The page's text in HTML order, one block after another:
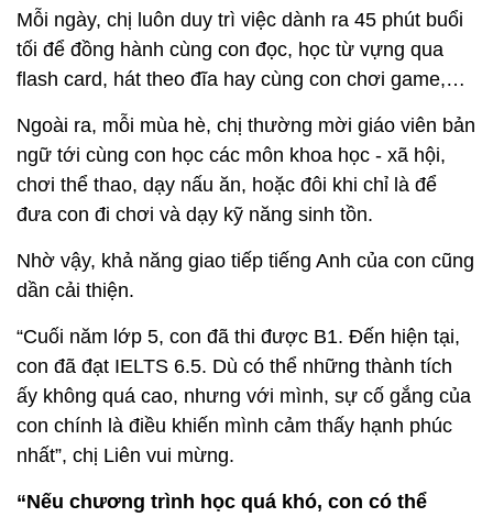
Mỗi ngày, chị luôn duy trì việc dành ra 45 phút buổi
tối để đồng hành cùng con đọc, học từ vựng qua
flash card, hát theo đĩa hay cùng con chơi game,…
Ngoài ra, mỗi mùa hè, chị thường mời giáo viên bản
ngữ tới cùng con học các môn khoa học - xã hội,
chơi thể thao, dạy nấu ăn, hoặc đôi khi chỉ là để
đưa con đi chơi và dạy kỹ năng sinh tồn.
Nhờ vậy, khả năng giao tiếp tiếng Anh của con cũng
dần cải thiện.
“Cuối năm lớp 5, con đã thi được B1. Đến hiện tại,
con đã đạt IELTS 6.5. Dù có thể những thành tích
ấy không quá cao, nhưng với mình, sự cố gắng của
con chính là điều khiến mình cảm thấy hạnh phúc
nhất”, chị Liên vui mừng.
“Nếu chương trình học quá khó, con có thể